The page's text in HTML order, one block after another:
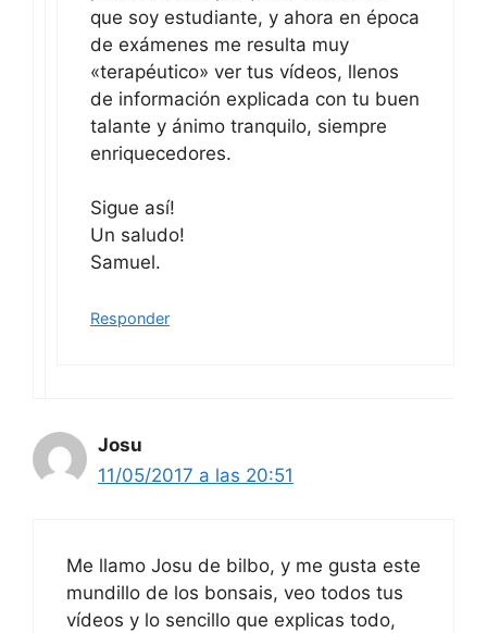
que soy estudiante, y ahora en época
de exámenes me resulta muy
«terapéutico» ver tus vídeos, llenos
de información explicada con tu buen
talante y ánimo tranquilo, siempre
enriquecedores.
Sigue así!
Un saludo!
Samuel.
Responder
Josu
11/05/2017 a las 20:51
Me llamo Josu de bilbo, y me gusta este
mundillo de los bonsais, veo todos tus
vídeos y lo sencillo que explicas todo,